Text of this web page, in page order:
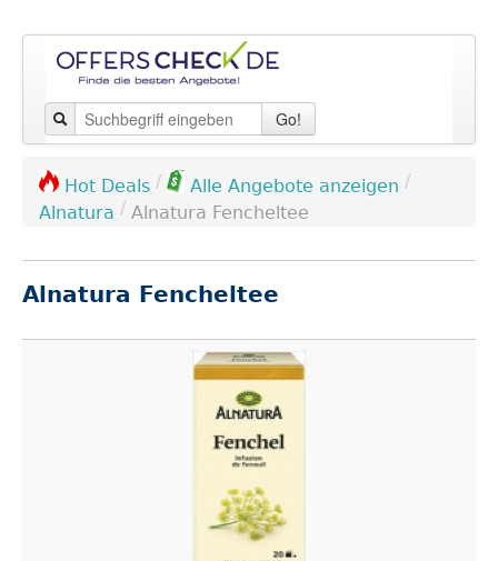
Go!
Hot Deals / Alle Angebote anzeigen /
Alnatura / Alnatura Fencheltee
Alnatura Fencheltee